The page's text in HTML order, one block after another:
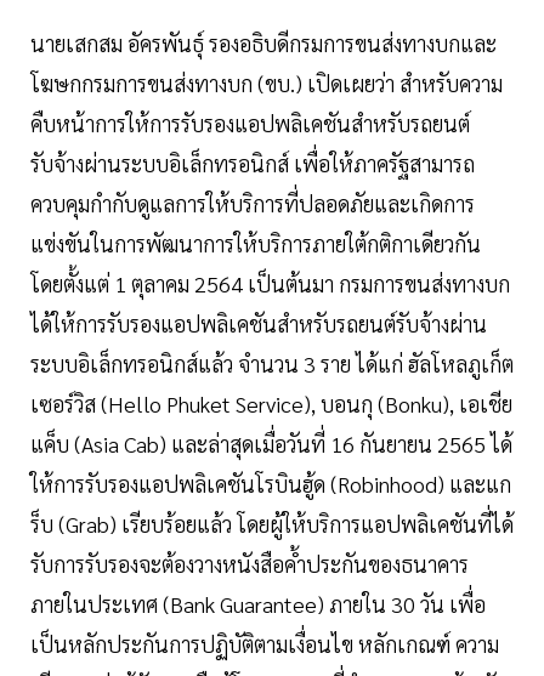
นายเสกสม อัครพันธุ์ รองอธิบดีกรมการขนส่งทางบกและ
โฆษกกรมการขนส่งทางบก (ขบ.) เปิดเผยว่า สำหรับความ
คืบหน้าการให้การรับรองแอปพลิเคชันสำหรับรถยนต์
รับจ้างผ่านระบบอิเล็กทรอนิกส์ เพื่อให้ภาครัฐสามารถ
ควบคุมกำกับดูแลการให้บริการที่ปลอดภัยและเกิดการ
แข่งขันในการพัฒนาการให้บริการภายใต้กติกาเดียวกัน
โดยตั้งแต่ 1 ตุลาคม 2564 เป็นต้นมา กรมการขนส่งทางบก
ได้ให้การรับรองแอปพลิเคชันสำหรับรถยนต์รับจ้างผ่าน
ระบบอิเล็กทรอนิกส์แล้ว จำนวน 3 ราย ได้แก่ ฮัลโหลภูเก็ต
เซอร์วิส (Hello Phuket Service), บอนกุ (Bonku), เอเชีย
แค็บ (Asia Cab) และล่าสุดเมื่อวันที่ 16 กันยายน 2565 ได้
ให้การรับรองแอปพลิเคชันโรบินฮู้ด (Robinhood) และแก
ร็บ (Grab) เรียบร้อยแล้ว โดยผู้ให้บริการแอปพลิเคชันที่ได้
รับการรับรองจะต้องวางหนังสือค้ำประกันของธนาคาร
ภายในประเทศ (Bank Guarantee) ภายใน 30 วัน เพื่อ
เป็นหลักประกันการปฏิบัติตามเงื่อนไข หลักเกณฑ์ ความ